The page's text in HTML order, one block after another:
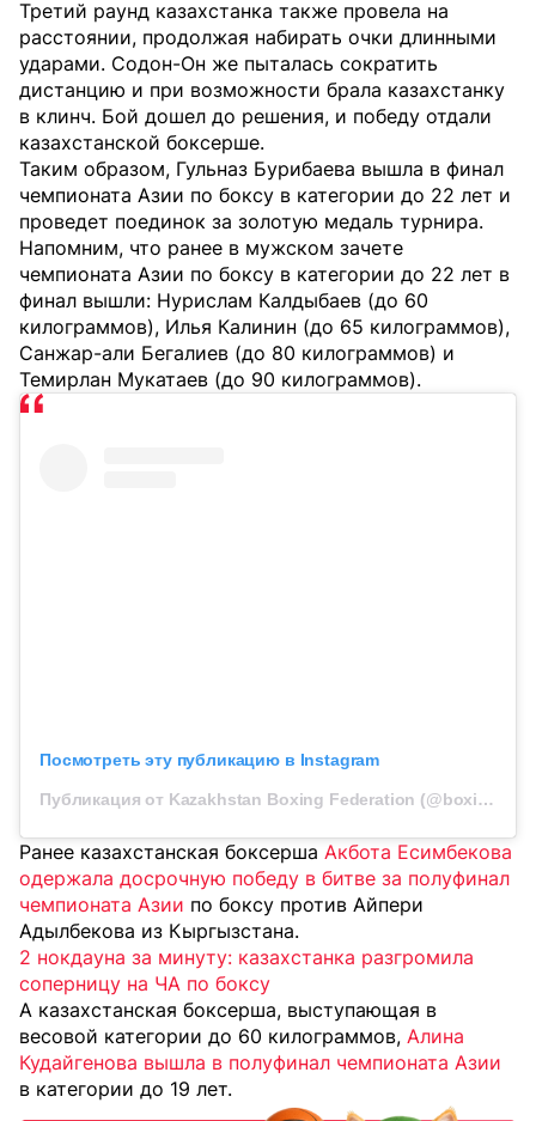
Третий раунд казахстанка также провела на
расстоянии, продолжая набирать очки длинными
ударами. Содон-Он же пыталась сократить
дистанцию и при возможности брала казахстанку
в клинч. Бой дошел до решения, и победу отдали
казахстанской боксерше.
Таким образом, Гульназ Бурибаева вышла в финал
чемпионата Азии по боксу в категории до 22 лет и
проведет поединок за золотую медаль турнира.
Напомним, что ранее в мужском зачете
чемпионата Азии по боксу в категории до 22 лет в
финал вышли: Нурислам Калдыбаев (до 60
килограммов), Илья Калинин (до 65 килограммов),
Санжар-али Бегалиев (до 80 килограммов) и
Темирлан Мукатаев (до 90 килограммов).
Посмотреть эту публикацию в Instagram
Публикация от Kazakhstan Boxing Federation (@boxingkazakhstan)
Ранее казахстанская боксерша Акбота Есимбекова
одержала досрочную победу в битве за полуфинал
чемпионата Азии по боксу против Айпери
Адылбекова из Кыргызстана.
2 нокдауна за минуту: казахстанка разгромила
соперницу на ЧА по боксу
А казахстанская боксерша, выступающая в
весовой категории до 60 килограммов, Алина
Кудайгенова вышла в полуфинал чемпионата Азии
в категории до 19 лет.